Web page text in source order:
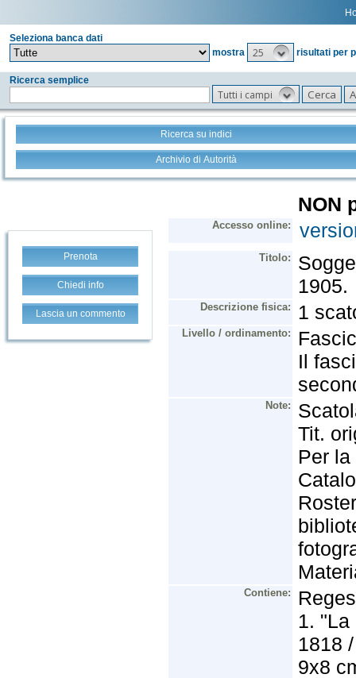
Seleziona banca dati
mostra
25 risultati per
Ricerca semplice
Tutti i campi
Ricerca su indici
Archivio di Autorità
Prenota
Chiedi info
Lascia un commento